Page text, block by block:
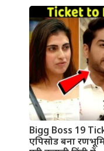
Bigg Boss 19
एपिसोड बना